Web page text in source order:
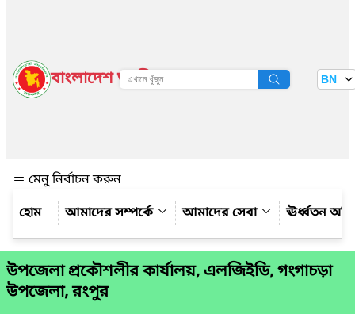
বাংলাদেশ জাতীয় তথ্য বাতায়ন BN
মেনু নির্বাচন করুন
আমাদের সম্পর্কে
আমাদের সেবা ঊর্ধ্বতন
উপজেলা প্রকৌশলীর কার্যালয়, এলজিইডি, গংগাচড়া
উপজেলা, রংপুর